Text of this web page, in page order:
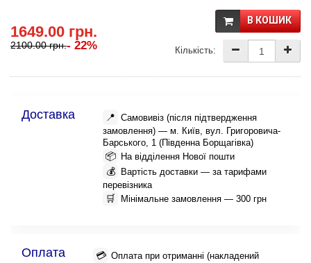
1649.00 грн.
- 22%
2100.00 грн.
В КОШИК
Кількість:
Доставка 📍 Самовивіз (після підтвердження
замовлення) — м. Київ, вул. Григоровича-
Барського, 1 (Південна Борщагівка)
📦 На відділення Нової пошти
💰
Вартість доставки — за тарифами
перевізника
🛒 Мінімальне замовлення — 300 грн
Оплата 💳 Оплата при отриманні (накладений